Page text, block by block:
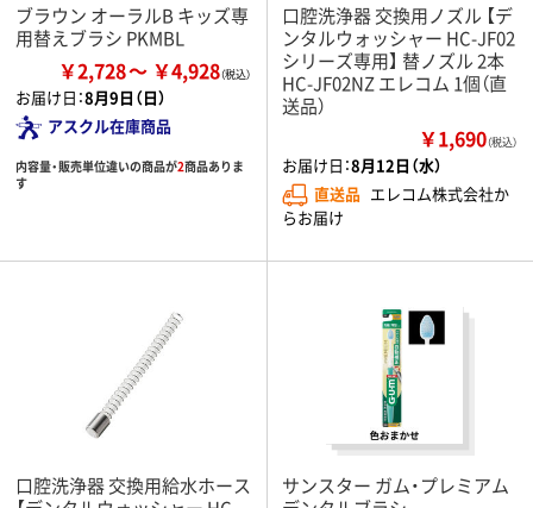
ブラウン オーラルB キッズ専
用替えブラシ PKMBL
￥2,728 ￥4,928
お届け日：8月9日（日）
アスクル在庫商品
内容量・販売単位違いの商品が2商品ありま
す
口腔洗浄器 交換用ノズル 【デ
ンタルウォッシャー HC-JF02
シリーズ専用】 替ノズル 2本
HC-JF02NZ エレコム 1個（直
送品）
￥1,690（税込）
お届け日：8月12日（水）
直送品 エレコム株式会社か
らお届け
口腔洗浄器 交換用給水ホース
サンスター ガム・プレミアム